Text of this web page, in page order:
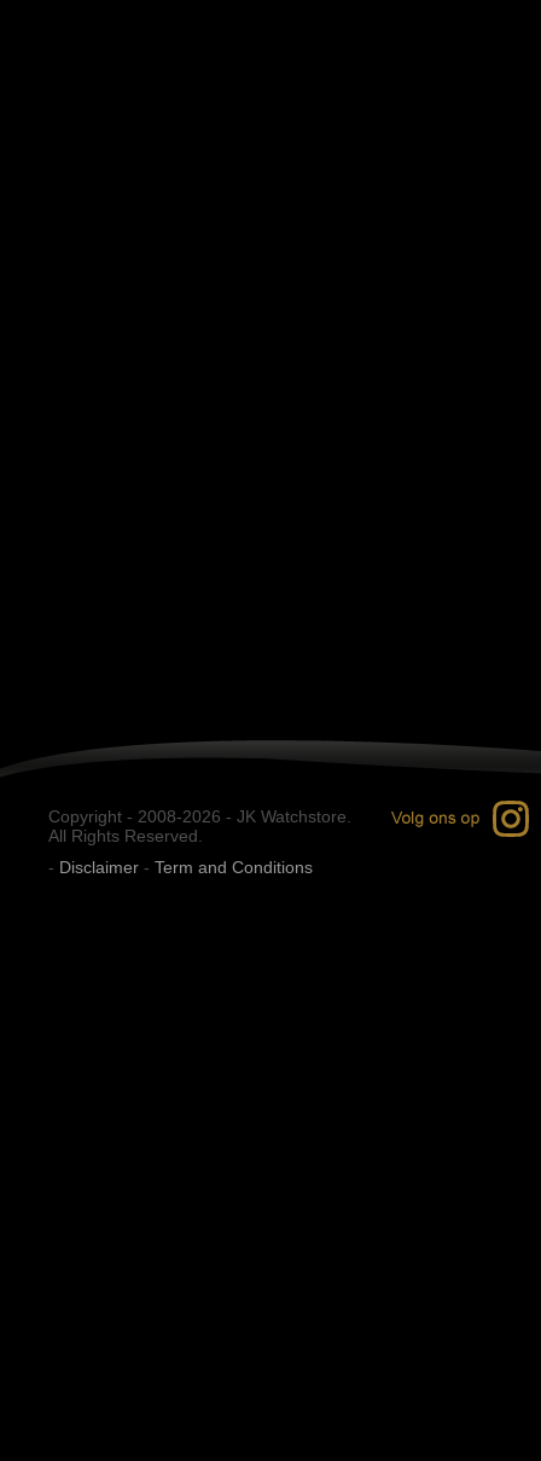
Copyright - 2008-2026 - JK Watchstore.
All Rights Reserved.
- Disclaimer - Term and Conditions